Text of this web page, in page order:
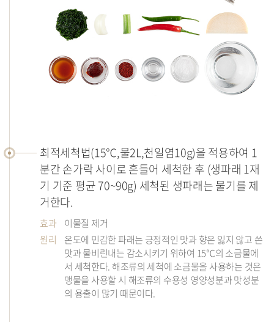
법
최적세척법(15℃,물2L,천일염10g)을 적용하여 1
분간 손가락 사이로 흔들어 세척한 후 (생파래 1재
기 기준 평균 70~90g) 세척된 생파래는 물기를 제
거한다.
효과
이물질 제거
원리
온도에 민감한 파래는 긍정적인 맛과 향은 잃지 않고 쓴
맛과 물비린내는 감소시키기 위하여 15℃의 소금물에
서 세척한다. 해조류의 세척에 소금물을 사용하는 것은
맹물을 사용할 시 해조류의 수용성 영양성분과 맛성분
의 용출이 많기 때문이다.